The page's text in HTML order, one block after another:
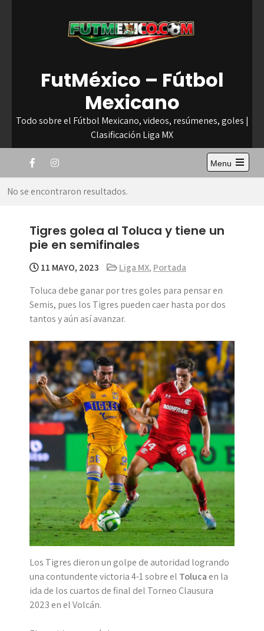
FutMéxico – Fútbol
Mexicano
Todo sobre el Fútbol Mexicano, videos, resúmenes, goles |
Clasificación Liga MX
Menu
Open
No se encontraron resultados.
Tigres golea al Toluca y tiene un
pie en semifinales
11 MAYO, 2023 Liga MX, Portada
Toluca debe ganar por tres goles para pensar en
Semis, pues los Tigres pueden caer hasta por dos
tantos y aún así avanzar.
Los Tigres dieron un golpe de autoridad logrando
una contundente victoria 4-1 sobre el Toluca en la
ida de los cuartos de final del Torneo Clausura
2023 en el Volcán.